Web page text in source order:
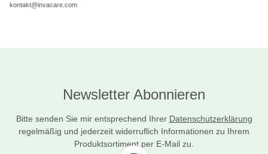
kontakt@invacare.com
Newsletter Abonnieren
Bitte senden Sie mir entsprechend Ihrer Datenschutzerklärung
regelmäßig und jederzeit widerruflich Informationen zu Ihrem
Produktsortiment per E-Mail zu.